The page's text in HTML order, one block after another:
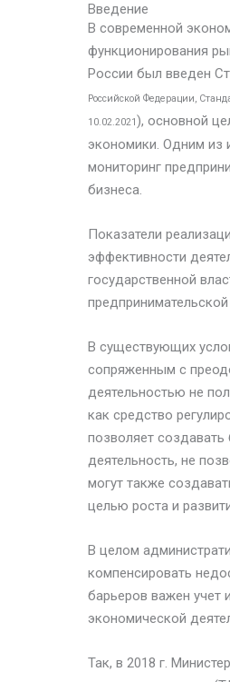
Введение
В современной
функционирования
России был введен
Российской Федерации,
10.02.2021 ), основной
экономики. Одним из
мониторинг
бизнеса.
Показатели
эффективности
государственной
В существующих
сопряженным с
деятельностью не
как средство
позволяет
деятельность, не
могут также
целью роста и
В целом
компенсировать
барьеров важен учет
экономической
Так, в 2018 г.